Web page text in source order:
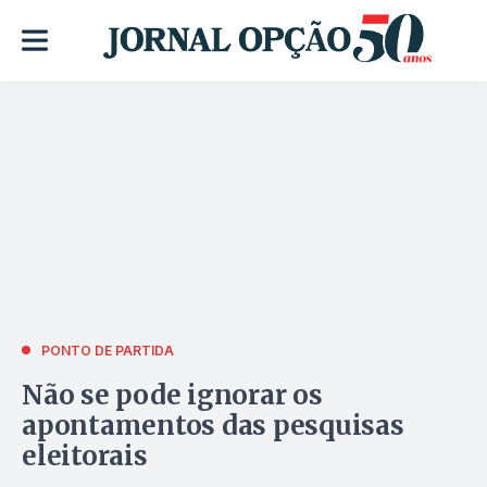
PONTO DE PARTIDA
Não se pode ignorar os
apontamentos das pesquisas
eleitorais